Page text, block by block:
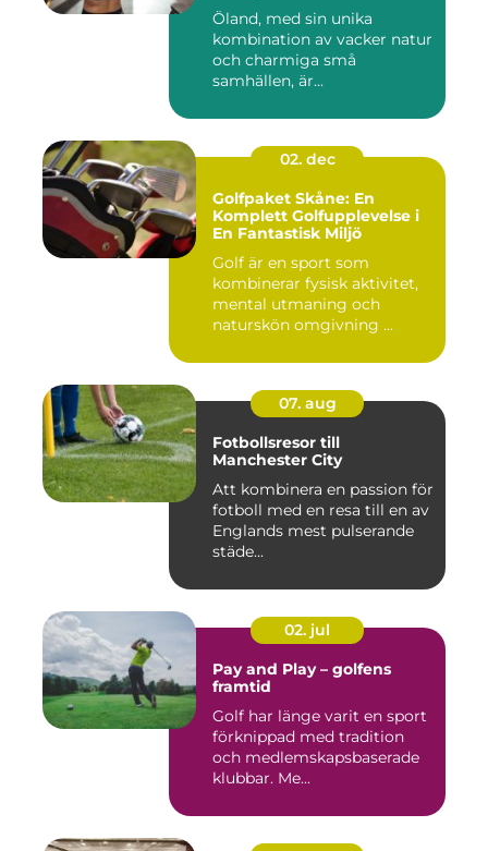
Öland, med sin unika
kombination av vacker natur
och charmiga små
samhällen, är...
02. dec
Golfpaket Skåne: En
Komplett Golfupplevelse i
En Fantastisk Miljö
Golf är en sport som
kombinerar fysisk aktivitet,
mental utmaning och
naturskön omgivning ...
07. aug
Fotbollsresor till
Manchester City
Att kombinera en passion för
fotboll med en resa till en av
Englands mest pulserande
städe...
02. jul
Pay and Play – golfens
framtid
Golf har länge varit en sport
förknippad med tradition
och medlemskapsbaserade
klubbar. Me...